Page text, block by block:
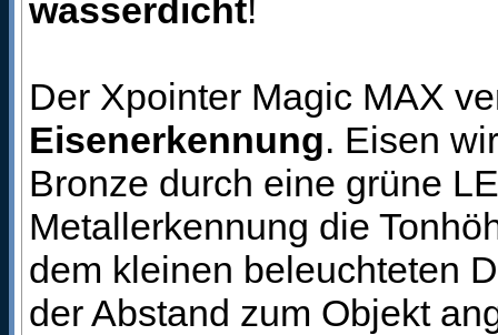
wasserdicht!
Der Xpointer Magic MAX
Eisenerkennung. Eisen
Bronze durch eine grüne
Metallerkennung die
dem kleinen beleuchteten
der Abstand zum Objekt